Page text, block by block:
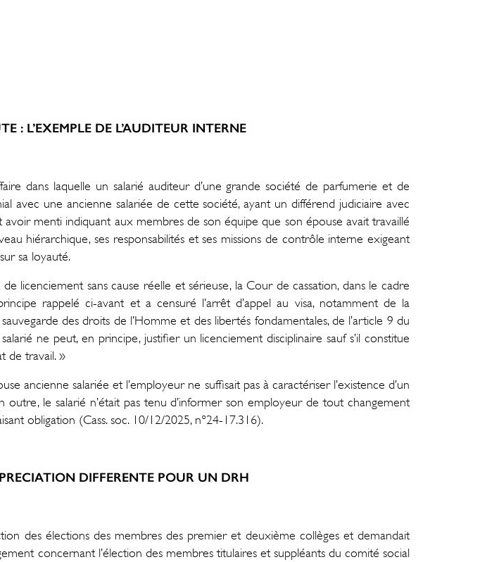
: L’EXEMPLE DE L’AUDITEUR INTERNE
dans laquelle un salarié auditeur d’une grande société de parfumerie et de
une ancienne salariée de cette société, ayant un différend judiciaire avec
menti indiquant aux membres de son équipe que son épouse avait travaillé
hiérarchique, ses responsabilités et ses missions de contrôle interne exigeant
sa loyauté.
licenciement sans cause réelle et sérieuse, la Cour de cassation, dans le cadre
rappelé ci-avant et a censuré l’arrêt d’appel au visa, notamment de la
des droits de l’Homme et des libertés fondamentales, de l’article 9 du
ne peut, en principe, justifier un licenciement disciplinaire sauf s’il constitue
de travail. »
ancienne salariée et l’employeur ne suffisait pas à caractériser l’existence d’un
le salarié n’était pas tenu d’informer son employeur de tout changement
obligation (Cass. soc. 10/12/2025, n°24-17.316).
DIFFERENTE POUR UN DRH
des élections des membres des premier et deuxième collèges et demandait
concernant l’élection des membres titulaires et suppléants du comité social